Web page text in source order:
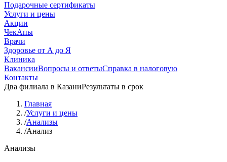
Подарочные сертификаты
Услуги и цены
Акции
ЧекАпы
Врачи
Здоровье от А до Я
Клиника
ВакансииВопросы и ответыСправка в налоговую
Контакты
Два филиала в КазаниРезультаты в срок
Главная
/Услуги и цены
/Анализы
/Анализ
Анализы